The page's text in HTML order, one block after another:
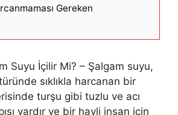
Gereken
Suyu İçilir Mi? – Şalgam suyu,
sıklıkla harcanan bir
turşu gibi tuzlu ve acı
vardır ve bir hayli insan için